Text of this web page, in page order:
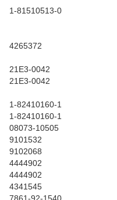
1-81510513-0
4265372
21E3-0042
21E3-0042
1-82410160-1
1-82410160-1
08073-10505
9101532
9102068
4444902
4444902
4341545